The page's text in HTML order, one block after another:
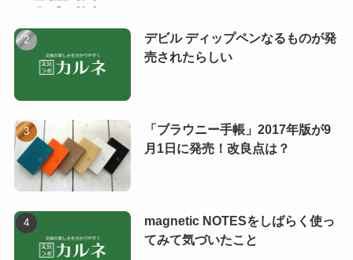
デビル ディップペンなるものが発
売されたらしい
「ブラウニー手帳」2017年版が9
月1日に発売！改良点は？
magnetic NOTESをしばらく使っ
てみて気づいたこと